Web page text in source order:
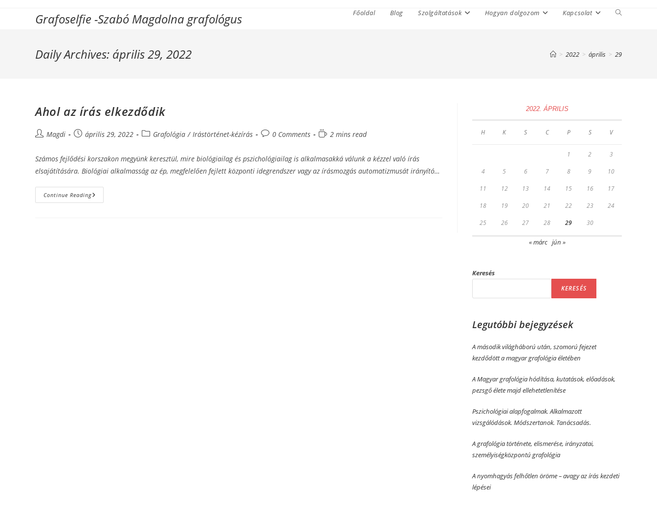
Grafoselfie -Szabó Magdolna grafológus Főoldal Blog Szolgáltatások Hogyan dolgozom Kapcsolat
Toggle
Daily Archives: április 29, 2022 > 2022 > április > 29
Ahol az írás elkezdődik
PostMagdi
Postáprilis 29, 2022
PostGrafológia / Irástörténet-kézírás
Post0 Comments
Reading2 mins read
Számos fejlődési korszakon megyünk keresztül, mire biológiailag és pszichológiailag is alkalmasakká válunk a kézzel való írás
elsajátítására. Biológiai alkalmasság az ép, megfelelően fejlett központi idegrendszer vagy az írásmozgás automatizmusát irányító…
Continue ReadingAhol
Az
2022. ÁPRILIS
H K S C P S V
1 2 3
4 5 6 7 8 9 10
11 12 13 14 15 16 17
18 19 20 21 22 23 24
25 26 27 28 29 30
« márc jún »
Keresés
KERESÉS
Legutóbbi bejegyzések
A második világháború után, szomorú fejezet
kezdődött a magyar grafológia életében
A Magyar grafológia hódítása, kutatások, előadások,
pezsgő élete majd ellehetetlenítése
Pszichológiai alapfogalmak. Alkalmazott
vizsgálódások. Módszertanok. Tanácsadás.
A grafológia története, elismerése, irányzatai,
személyiségközpontú grafológia
A nyomhagyás felhőtlen öröme­­ – avagy az írás kezdeti
lépései